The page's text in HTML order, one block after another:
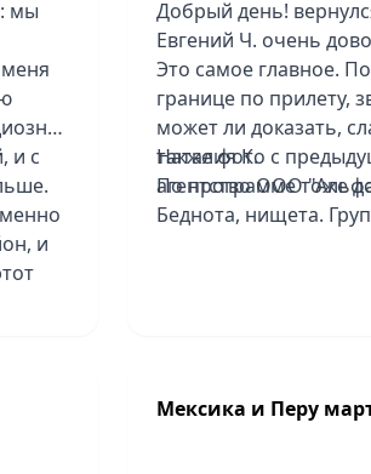
мы
и с
и
Добрый день!
Евгений Ч. очень
Это самое главное.
границе по прилету,
может ли доказать,
также фото с
По программе тоже
Беднота, нищета.
Отели тоже по
Наталия К.
агентство ООО
Мексика и Перу